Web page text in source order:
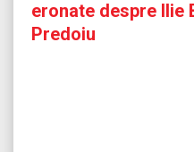
eronate despre Ilie
Predoiu